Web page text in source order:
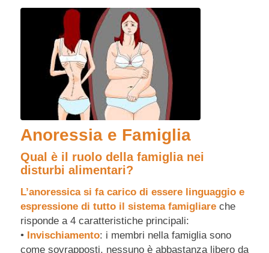
Anoressia e Famiglia
Qual è il ruolo della famiglia nei
disturbi alimentari?
L’anoressica si fa carico di essere linguaggio e
espressione di tutto il sistema famigliareche
risponde a 4 caratteristiche principali:
• Invischiamento: i membri nella famiglia sono
come sovrapposti, nessuno è abbastanza libero da